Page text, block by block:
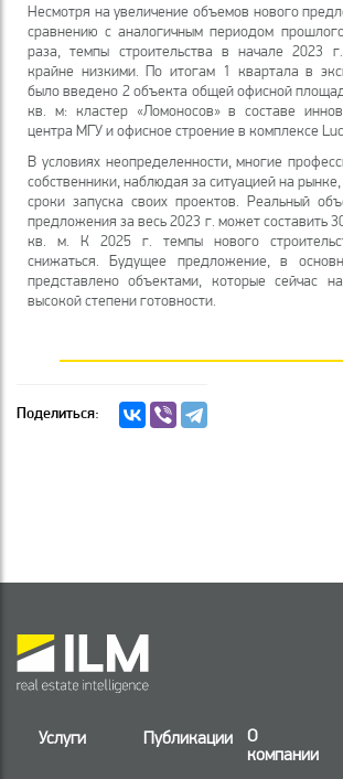
Несмотря на увеличение объемов нового
сравнению с аналогичным периодом
раза, темпы строительства в начале 2023
крайне низкими. По итогам 1 квартала в
было введено 2 объекта общей офисной
кв. м: кластер «Ломоносов» в составе
центра МГУ и офисное строение в комплексе
В условиях неопределенности, многие
собственники, наблюдая за ситуацией на
сроки запуска своих проектов. Реальный
предложения за весь 2023 г. может составить
кв. м. К 2025 г. темпы нового
снижаться. Будущее предложение, в
представлено объектами, которые сейчас
высокой степени готовности.
Поделиться:
Услуги Публикации
О
компании